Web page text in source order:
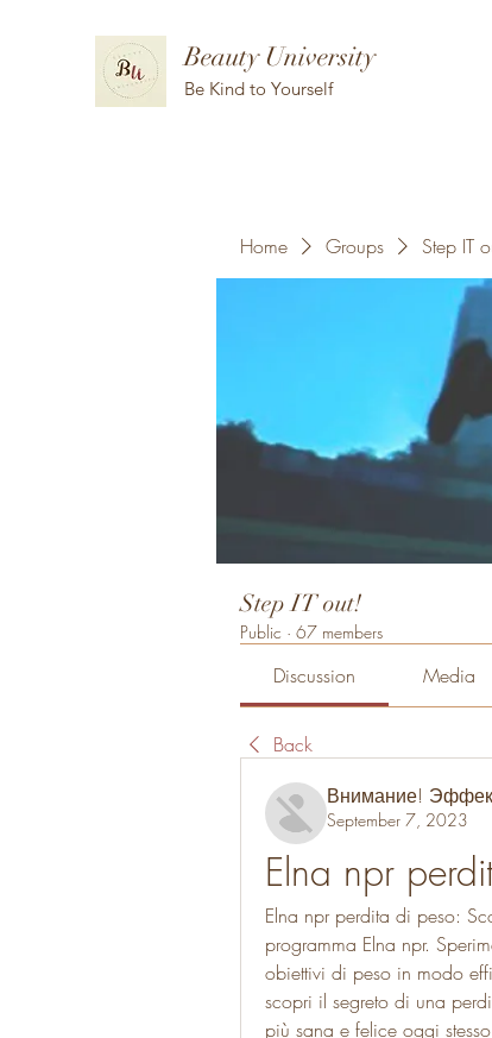
Beauty University
Be Kind to Yourself
Home Groups Step IT
Step IT out!
Public · 67 members
Discussion Media
Back
Внимание!
September 7, 2023
Elna npr
Elna npr perdita di peso:
programma Elna npr.
obiettivi di peso in modo
scopri il segreto di una
più sana e felice oggi